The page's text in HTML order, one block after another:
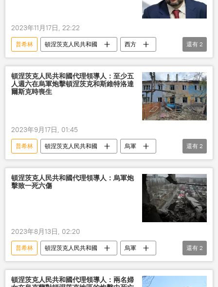
2023年11月17日, 22:22
普希林 頓涅茨克人民共和國
西方
烏克蘭
未來
還有 2
頓涅茨克人民共和國代理領導人：至少五
人週六在烏軍炮擊頓涅茨克和斯維特洛達
爾斯克時喪生
2023年9月17日, 01:45
普希林 頓涅茨克人民共和國
烏軍
炮擊
喪生
還有 2
頓涅茨克人民共和國代理領導人：烏軍炮
擊致一死六傷
2023年8月13日, 02:20
普希林 頓涅茨克人民共和國
烏軍
炮擊
死傷平民
還有 2
頓涅茨克人民共和國代理領導人：兩名婦